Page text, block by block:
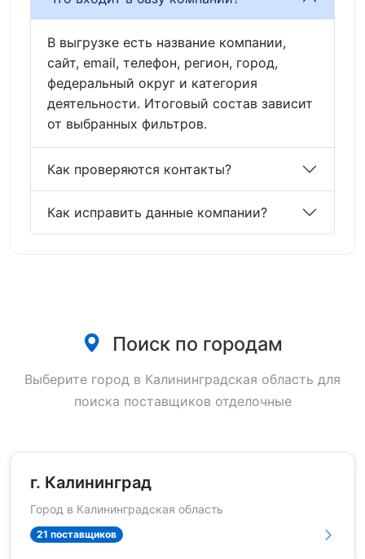
В выгрузке есть название компании,
сайт, email, телефон, регион, город,
федеральный округ и категория
деятельности. Итоговый состав зависит
от выбранных фильтров.
Как проверяются контакты?
Как исправить данные компании?
Поиск по городам
Выберите город в Калининградская область для
поиска поставщиков отделочные
г. Калининград
Город в Калининградская область
21 поставщиков